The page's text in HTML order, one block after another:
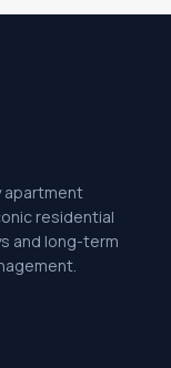
apartment
residential
and long-term